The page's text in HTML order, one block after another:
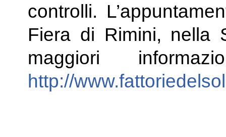
controlli.
Fiera di Rimini, nella
maggiori
http://